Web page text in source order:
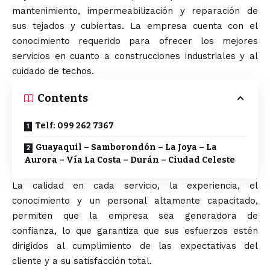
mantenimiento, impermeabilización y reparación de
sus tejados y cubiertas. La empresa cuenta con el
conocimiento requerido para ofrecer los mejores
servicios en cuanto a construcciones industriales y al
cuidado de techos.
Contents
Telf: 099 262 7367
Guayaquil – Samborondón – La Joya – La
Aurora – Vía La Costa – Durán – Ciudad Celeste
La calidad en cada servicio, la experiencia, el
conocimiento y un personal altamente capacitado,
permiten que la empresa sea generadora de
confianza, lo que garantiza que sus esfuerzos estén
dirigidos al cumplimiento de las expectativas del
cliente y a su satisfacción total.